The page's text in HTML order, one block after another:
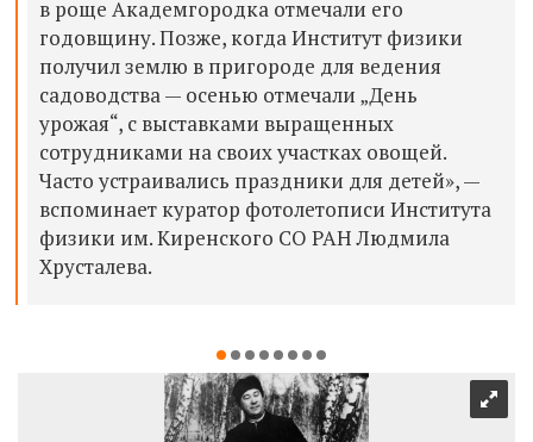
в роще Академгородка отмечали его
годовщину. Позже, когда Институт физики
получил землю в пригороде для ведения
садоводства — осенью отмечали „День
урожая“, с выставками выращенных
сотрудниками на своих участках овощей.
Часто устраивались праздники для детей», —
вспоминает куратор фотолетописи Института
физики им. Киренского СО РАН Людмила
Хрусталева.